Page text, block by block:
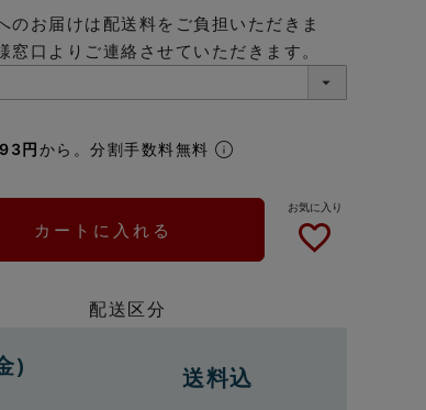
のお届けは配送料をご負担いただきま
窓口よりご連絡させていただきます。
円から。分割手数料無料
カートに入れる
)
配送区分
送料込